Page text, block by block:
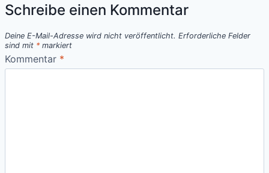
Schreibe einen Kommentar
Deine E-Mail-Adresse wird nicht veröffentlicht. Erforderliche Felder
sind mit *markiert
Kommentar *